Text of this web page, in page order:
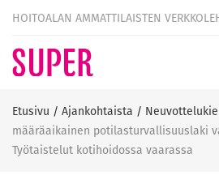
HOITOALAN AMMATTILAISTEN
Etusivu / Ajankohtaista /
määräaikainen potilasturvallisuuslaki
Työtaistelut kotihoidossa vaarassa